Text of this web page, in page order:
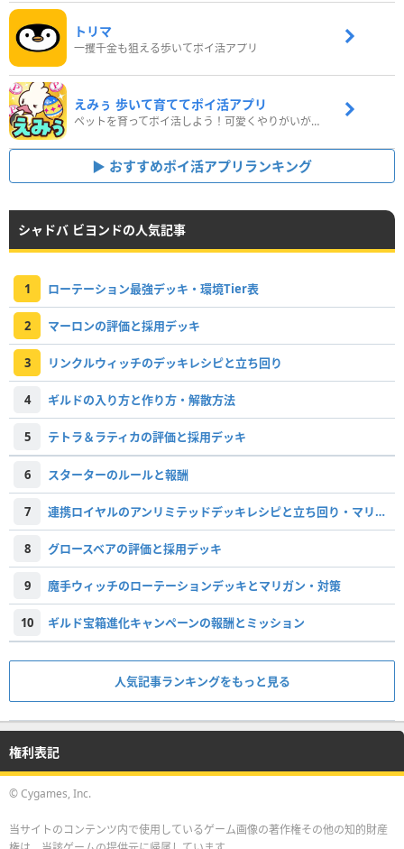
トリマ
一攫千金も狙える歩いてポイ活アプリ
えみぅ 歩いて育ててポイ活アプリ
ペットを育ってポイ活しよう！可愛くやりがいがある新感覚アプリ
おすすめポイ活アプリランキング
シャドバ ビヨンドの人気記事
1 ローテーション最強デッキ・環境Tier表
2 マーロンの評価と採用デッキ
3 リンクルウィッチのデッキレシピと立ち回り
4 ギルドの入り方と作り方・解散方法
5 テトラ＆ラティカの評価と採用デッキ
6 スターターのルールと報酬
7 連携ロイヤルのアンリミテッドデッキレシピと立ち回り・マリガン
8 グロースベアの評価と採用デッキ
9 魔手ウィッチのローテーションデッキとマリガン・対策
10 ギルド宝箱進化キャンペーンの報酬とミッション
人気記事ランキングをもっと見る
権利表記
© Cygames, Inc.
当サイトのコンテンツ内で使用しているゲーム画像の著作権その他の知的財産